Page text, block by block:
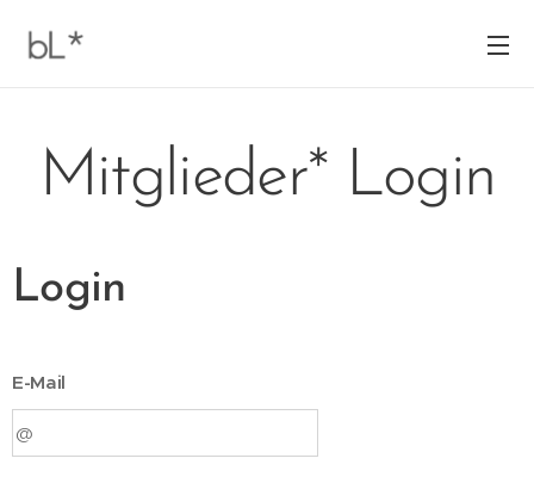
Mitglieder* Login
Login
E-Mail